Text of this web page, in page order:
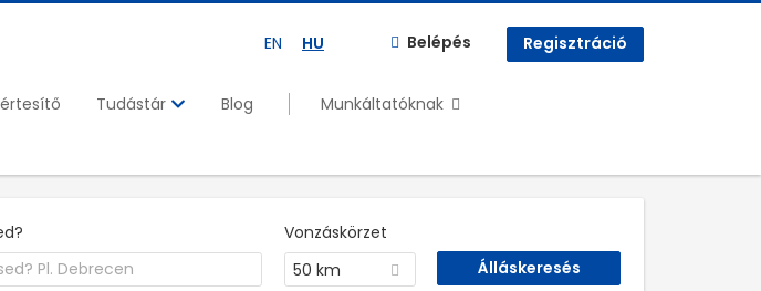
EN HU Belépés Regisztráció
Tudástár Blog
Munkáltatóknak
Vonzáskörzet
50 km